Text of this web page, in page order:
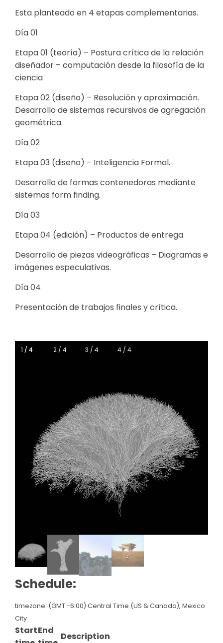
Esta planteado en 4 etapas complementarias.
Día 01
Etapa 01 (teoría) – Postura crítica de la relación
diseñador – computación desde la filosofía de la
ciencia
Etapa 02 (diseño) – Resolución y aproximación.
Desarrollo de sistemas recursivos de agregación
geométrica.
Día 02
Etapa 03 (diseño) – Inteligencia Formal.
Desarrollo de formas contenedoras mediante
sistemas form finding.
Día 03
Etapa 04 (edición) – Productos de entrega
Desarrollo de piezas videográficas – Diagramas e
imágenes especulativas.
Día 04
Presentación de trabajos finales y crítica.
1 / 4
1 / 4 2 / 4 3 / 4 4 / 4
Schedule:
timezone: (GMT -6:00) Central Time (US & Canada), Mexico
City
StartEnd
Description